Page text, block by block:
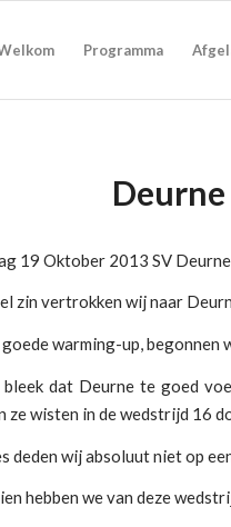
Programma
Deurne
19 Oktober 2013 SV
zin vertrokken wij naar
goede warming-up, begonnen
dat Deurne te goed
ze wisten in de wedstrijd 16
deden wij absoluut niet op
hebben we van deze